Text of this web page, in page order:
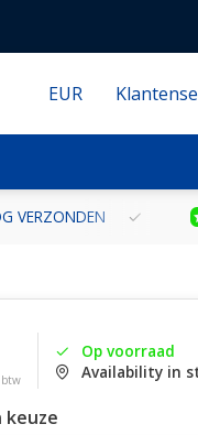
EUR
VERZONDEN
btw
Op voorraad
Availability in
keuze